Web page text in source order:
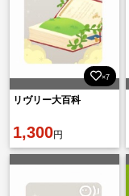
×7
リヴリー大百科
1,300円